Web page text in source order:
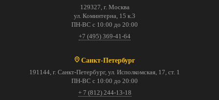
129327, г. Москва
ул. Коминтерна, 15 к.3
ПН-ВС с 10:00 до 20:00
+7 (495) 369-41-64
Санкт-Петербург
191144, г. Санкт-Петербург, ул. Исполкомская, 17, ст. 1
ПН-ВС с 10:00 до 20:00
+ 7 (812) 244-13-18